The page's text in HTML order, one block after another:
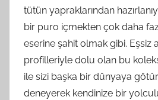
tütün yapraklarından
bir puro içmekten çok daha
eserine şahit olmak gibi. Eşsiz
profilleriyle dolu olan bu
ile sizi başka bir dünyaya
deneyerek kendinize bir